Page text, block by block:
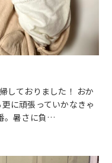
しておりました！ おか
に頑張っていかなきゃ
。暑さに負…